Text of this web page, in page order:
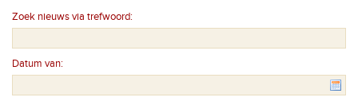
Zoek nieuws via trefwoord:
Datum van: